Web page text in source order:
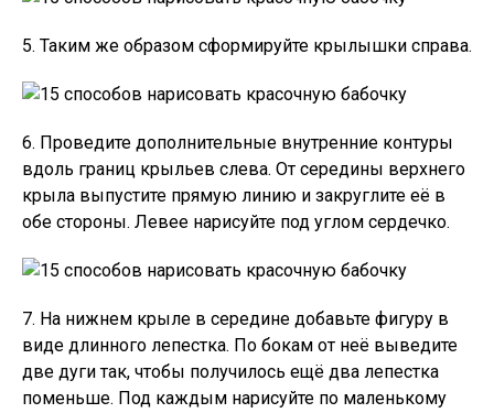
5. Таким же образом сформируйте крылышки справа.
6. Проведите дополнительные внутренние контуры
вдоль границ крыльев слева. От середины верхнего
крыла выпустите прямую линию и закруглите её в
обе стороны. Левее нарисуйте под углом сердечко.
7. На нижнем крыле в середине добавьте фигуру в
виде длинного лепестка. По бокам от неё выведите
две дуги так, чтобы получилось ещё два лепестка
поменьше. Под каждым нарисуйте по маленькому